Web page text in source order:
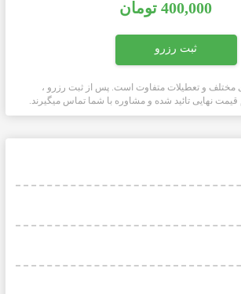
400,000 تومان
مختلف و تعطیلات متفاوت است. پس از ثبت رزرو ،
قیمت نهایی تائید شده و مشاوره با شما تماس میگیرند.